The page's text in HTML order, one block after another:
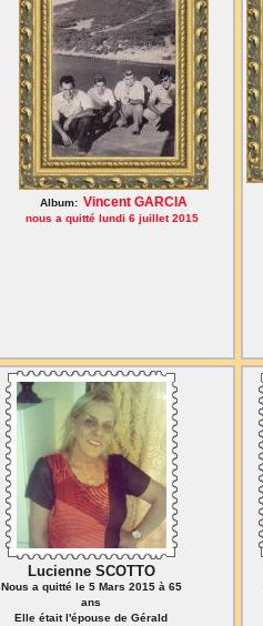
Album: Vincent GARCIA
nous a quitté lundi 6 juillet 2015
Lucienne SCOTTO
Nous a quitté le 5 Mars 2015 à 65
ans
Elle était l'épouse de Gérald